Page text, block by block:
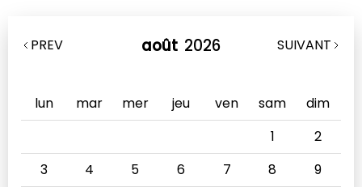
PREV août 2026 SUIVANT
lun mar mer jeu ven sam
dim
1
2
3
4 5 6 7 8
9